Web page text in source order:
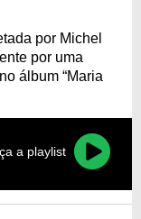
por Michel
por uma
álbum “Maria
a playlist